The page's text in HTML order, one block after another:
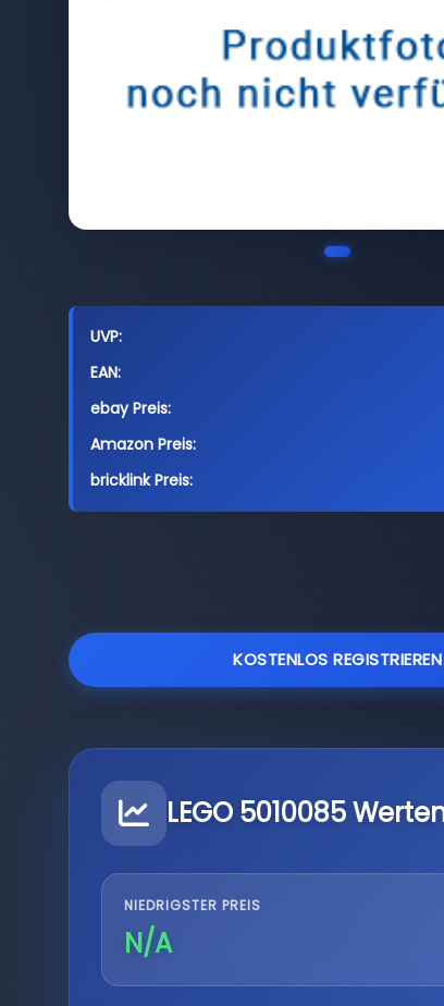
UVP:
EAN:
ebay Preis:
Amazon Preis:
bricklink Preis:
KOSTENLOS REGISTRIEREN
LEGO 5010085
NIEDRIGSTER PREIS
N/A